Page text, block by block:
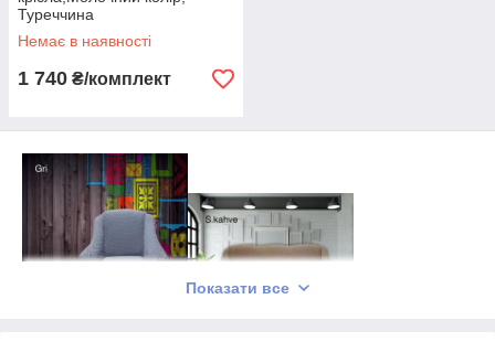
Туреччина
Немає в наявності
1 740 ₴/комплект
Показати все